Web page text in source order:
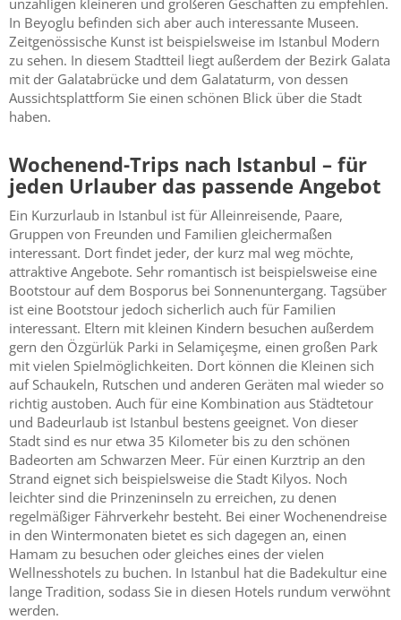
unzähligen kleineren und größeren Geschäften zu empfehlen.
In Beyoglu befinden sich aber auch interessante Museen.
Zeitgenössische Kunst ist beispielsweise im Istanbul Modern
zu sehen. In diesem Stadtteil liegt außerdem der Bezirk Galata
mit der Galatabrücke und dem Galataturm, von dessen
Aussichtsplattform Sie einen schönen Blick über die Stadt
haben.
Wochenend-Trips nach Istanbul – für
jeden Urlauber das passende Angebot
Ein Kurzurlaub in Istanbul ist für Alleinreisende, Paare,
Gruppen von Freunden und Familien gleichermaßen
interessant. Dort findet jeder, der kurz mal weg möchte,
attraktive Angebote. Sehr romantisch ist beispielsweise eine
Bootstour auf dem Bosporus bei Sonnenuntergang. Tagsüber
ist eine Bootstour jedoch sicherlich auch für Familien
interessant. Eltern mit kleinen Kindern besuchen außerdem
gern den Özgürlük Parki in Selamiçeşme, einen großen Park
mit vielen Spielmöglichkeiten. Dort können die Kleinen sich
auf Schaukeln, Rutschen und anderen Geräten mal wieder so
richtig austoben. Auch für eine Kombination aus Städtetour
und Badeurlaub ist Istanbul bestens geeignet. Von dieser
Stadt sind es nur etwa 35 Kilometer bis zu den schönen
Badeorten am Schwarzen Meer. Für einen Kurztrip an den
Strand eignet sich beispielsweise die Stadt Kilyos. Noch
leichter sind die Prinzeninseln zu erreichen, zu denen
regelmäßiger Fährverkehr besteht. Bei einer Wochenendreise
in den Wintermonaten bietet es sich dagegen an, einen
Hamam zu besuchen oder gleiches eines der vielen
Wellnesshotels zu buchen. In Istanbul hat die Badekultur eine
lange Tradition, sodass Sie in diesen Hotels rundum verwöhnt
werden.